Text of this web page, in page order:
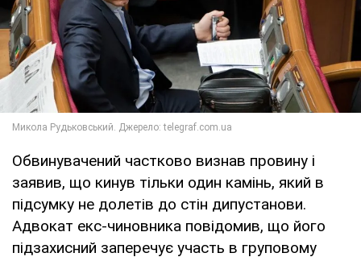
Обвинувачений частково визнав провину і
заявив, що кинув тільки один камінь, який в
підсумку не долетів до стін дипустанови.
Адвокат екс-чиновника повідомив, що його
підзахисний заперечує участь в груповому